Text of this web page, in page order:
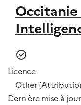
Occitanie
Licence
Other
Dernière mise à jour